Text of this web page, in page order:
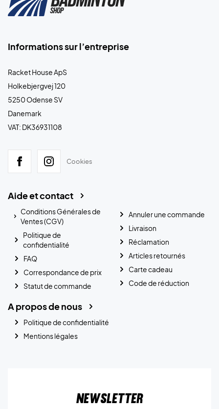
Informations sur l’entreprise
Racket House ApS
Holkebjergvej 120
5250 Odense SV
Danemark
VAT: DK36931108
Cookies
Aide et contact
Conditions Générales de
Ventes (CGV)
Politique de
confidentialité
FAQ
Correspondance de prix
Statut de commande
Annuler une commande
Livraison
Réclamation
Articles retournés
Carte cadeau
Code de réduction
A propos de nous
Politique de confidentialité
Mentions légales
Newsletter